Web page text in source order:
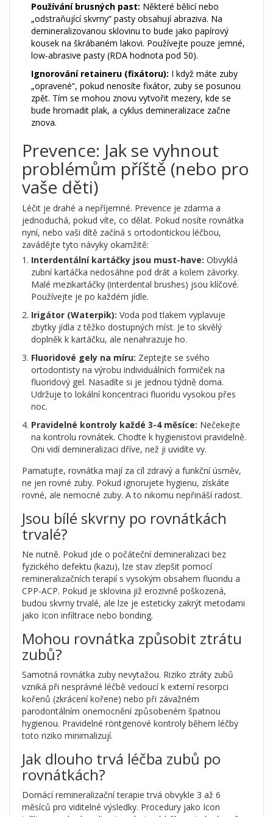
Používání brusných past: Některé bělicí nebo
„odstraňující skvrny“ pasty obsahují abraziva. Na
demineralizovanou sklovinu to bude jako papírový
kousek na škrábaném lakovi. Používejte pouze jemné,
low-abrasive pasty (RDA hodnota pod 50).
Ignorování retaineru (fixátoru): I když máte zuby
„opravené“, pokud nenosíte fixátor, zuby se posunou
zpět. Tím se mohou znovu vytvořit mezery, kde se
bude hromadit plak, a cyklus demineralizace začne
znova.
Prevence: Jak se vyhnout
problémům příště (nebo pro
vaše děti)
Léčit je drahé a nepříjemné. Prevence je zdarma a
jednoduchá, pokud víte, co dělat. Pokud nosíte rovnátka
nyní, nebo vaši dítě začíná s ortodontickou léčbou,
zavádějte tyto návyky okamžitě:
Interdentální kartáčky jsou must-have: Obvyklá
zubní kartáčka nedosáhne pod drát a kolem závorky.
Malé mezikartáčky (interdental brushes) jsou klíčové.
Používejte je po každém jídle.
Irigátor (Waterpik): Voda pod tlakem vyplavuje
zbytky jídla z těžko dostupných míst. Je to skvělý
doplněk k kartáčku, ale nenahrazuje ho.
Fluoridové gely na míru: Zeptejte se svého
ortodontisty na výrobu individuálních formiček na
fluoridový gel. Nasadíte si je jednou týdně doma.
Udržuje to lokální koncentraci fluoridu vysokou přes
noc.
Pravidelné kontroly každé 3-4 měsíce: Nečekejte
na kontrolu rovnátek. Chodte k hygienistovi pravidelně.
Oni vidí demineralizaci dříve, než ji uvidíte vy.
Pamatujte, rovnátka mají za cíl zdravý a funkční úsměv,
ne jen rovné zuby. Pokud ignorujete hygienu, získáte
rovné, ale nemocné zuby. A to nikomu nepřináší radost.
Jsou bílé skvrny po rovnátkách
trvalé?
Ne nutně. Pokud jde o počáteční demineralizaci bez
fyzického defektu (kazu), lze stav zlepšit pomocí
remineralizačních terapií s vysokým obsahem fluoridu a
CPP-ACP. Pokud je sklovina již erozivně poškozená,
budou skvrny trvalé, ale lze je esteticky zakrýt metodami
jako Icon infiltrace nebo bonding.
Mohou rovnátka způsobit ztrátu
zubů?
Samotná rovnátka zuby nevytažou. Riziko ztráty zubů
vzniká při nesprávné léčbě vedoucí k externí resorpci
kořenů (zkrácení kořene) nebo při závažném
parodontálním onemocnění způsobeném špatnou
hygienou. Pravidelné röntgenové kontroly během léčby
toto riziko minimalizují.
Jak dlouho trvá léčba zubů po
rovnátkách?
Domácí remineralizační terapie trvá obvykle 3 až 6
měsíců pro viditelné výsledky. Procedury jako Icon